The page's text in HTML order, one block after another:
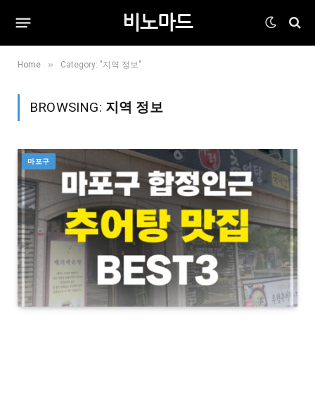
비노마드
Home » Category: "지역 정보"
BROWSING: 지역 정보
마포구